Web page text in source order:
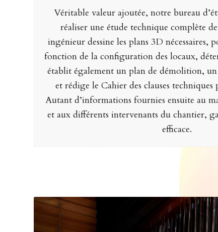
Véritable valeur ajoutée, notre bureau
réaliser une étude technique complète
ingénieur dessine les plans 3D nécessaires,
fonction de la configuration des locaux,
établit également un plan de démolition,
et rédige le Cahier des clauses
Autant d’informations fournies ensuite au
et aux différents intervenants du chantier,
efficace.